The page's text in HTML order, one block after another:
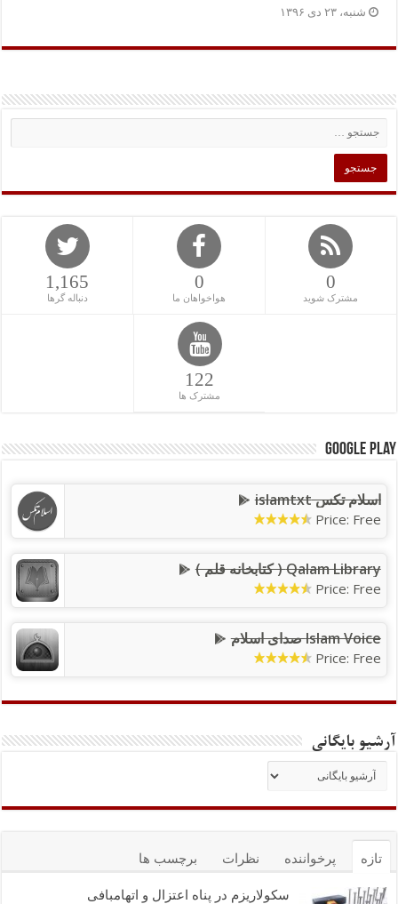
شنبه، ۲۳ دی ۱۳۹۶
0
مشترک شوید
0
هواخواهان ما
1,165
دنباله گرها
122
مشترک ها
Google Play
اسلام تکس islamtxt
Price: Free
Qalam Library ( کتابخانه قلم )
Price: Free
Islam Voice صدای اسلام
Price: Free
آرشیو بایگانی
تازه پرخواننده نظرات برچسب ها
سکولاریزم در پناه اعتزال و اتهام‎بافی